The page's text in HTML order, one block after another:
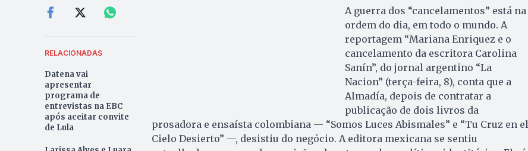
RELACIONADAS
Datena vai
apresentar
programa de
entrevistas na EBC
após aceitar convite
de Lula
A guerra dos “cancelamentos” está na
ordem do dia, em todo o mundo. A
reportagem “Mariana Enriquez e o
cancelamento da escritora Carolina
Sanín”, do jornal argentino “La
Nacion” (terça-feira, 8), conta que a
Almadía, depois de contratar a
publicação de dois livros da
prosadora e ensaísta colombiana — “Somos Luces Abismales” e “Tu Cruz en el
Cielo Desierto” —, desistiu do negócio. A editora mexicana se sentiu